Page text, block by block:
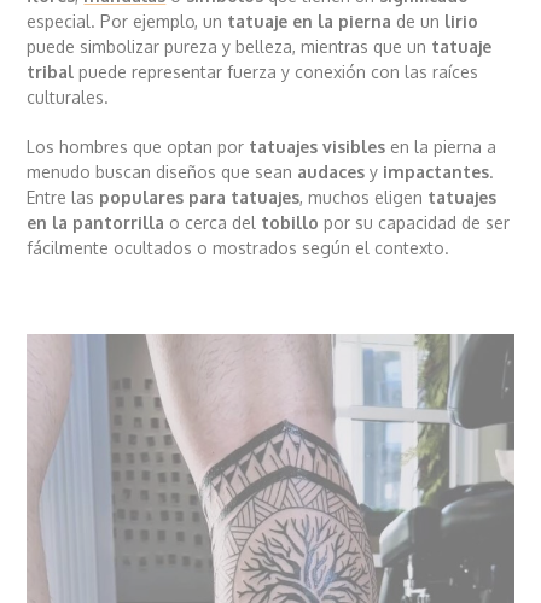
especial. Por ejemplo, un tatuaje en la pierna de un lirio
puede simbolizar pureza y belleza, mientras que un tatuaje
tribal puede representar fuerza y conexión con las raíces
culturales.
Los hombres que optan por tatuajes visibles en la pierna a
menudo buscan diseños que sean audaces y impactantes.
Entre las populares para tatuajes, muchos eligen tatuajes
en la pantorrilla o cerca del tobillo por su capacidad de ser
fácilmente ocultados o mostrados según el contexto.